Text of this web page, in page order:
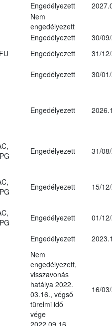
Engedélyezett
Nem
engedélyezett
Engedélyezett
30/
Engedélyezett
31/
Engedélyezett
30/
Engedélyezett
Engedélyezett 31/
Engedélyezett 15/
Engedélyezett
01/
Engedélyezett
Nem
engedélyezett,
visszavonás
hatálya 2022.
03.16., végső
türelmi idő
vége
16/